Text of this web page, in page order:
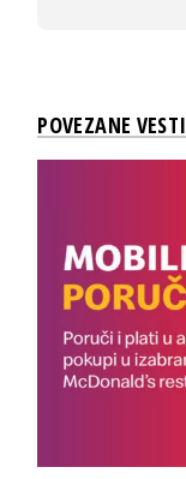
POVEZANE VESTI